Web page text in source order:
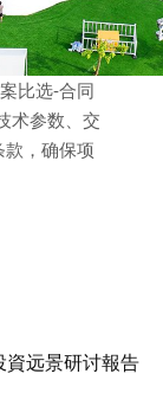
比选-合同
术参数、交
，确保项
資远景研讨報告